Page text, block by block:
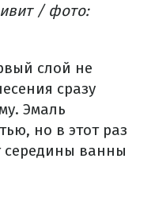
/ фото:
слой не
сразу
Эмаль
но в этот раз
середины ванны